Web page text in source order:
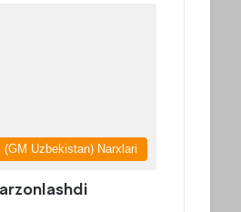
(GM Uzbekistan) Narxlari